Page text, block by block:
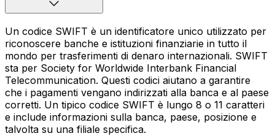
Un codice SWIFT è un identificatore unico utilizzato per
riconoscere banche e istituzioni finanziarie in tutto il
mondo per trasferimenti di denaro internazionali. SWIFT
sta per Society for Worldwide Interbank Financial
Telecommunication. Questi codici aiutano a garantire
che i pagamenti vengano indirizzati alla banca e al paese
corretti. Un tipico codice SWIFT è lungo 8 o 11 caratteri
e include informazioni sulla banca, paese, posizione e
talvolta su una filiale specifica.